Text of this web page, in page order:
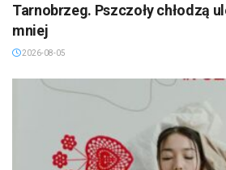
Tarnobrzeg. Pszczoły chłodzą
mniej
2026-08-05